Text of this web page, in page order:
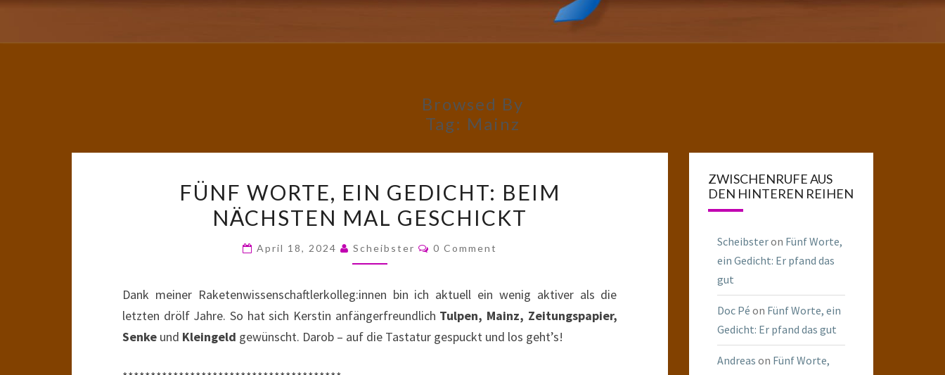
Browsed By
Tag: Mainz
WORTE,
EIN
BEIM
MAL
GESCHICKT
FÜNF WORTE, EIN GEDICHT: BEIM
NÄCHSTEN MAL GESCHICKT
April 18, 2024 Scheibster Comments
0 Comment
Dank meiner Raketenwissenschaftlerkolleg:innen bin ich aktuell ein wenig aktiver als die
letzten drölf Jahre. So hat sich Kerstin anfängerfreundlich Tulpen, Mainz, Zeitungspapier,
Senke und Kleingeld gewünscht. Darob – auf die Tastatur gespuckt und los geht’s!
ZWISCHENRUFE AUS
DEN HINTEREN REIHEN
Scheibsteron Fünf Worte,
ein Gedicht: Er pfand das
gut
Doc Pé on Fünf Worte, ein
Gedicht: Er pfand das gut
Andreas on Fünf Worte,